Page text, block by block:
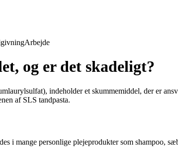
Arbejde
og er det skadeligt?
indeholder et skummemiddel, der er
af SLS tandpasta.
i mange personlige plejeprodukter som shampoo,